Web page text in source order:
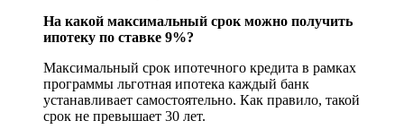
На какой максимальный срок можно получить
ипотеку по ставке 9%?
Максимальный срок ипотечного кредита в рамках
программы льготная ипотека каждый банк
устанавливает самостоятельно. Как правило, такой
срок не превышает 30 лет.